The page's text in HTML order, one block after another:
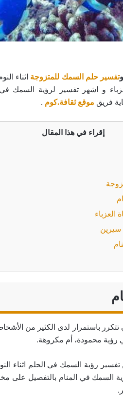
وتفسير حلم السمك للمتزوجة اثناء
و اشهر تفسير لرؤية السمك في
فريق موقع ثقافة.كوم .
إقراء في هذا المقال
العزباء
سيرين
تتكرر باستمرار لدى الكثير من
محمودة، أم مكروهة.
رؤية السمك في الحلم اثناء
في المنام بالتفصيل على